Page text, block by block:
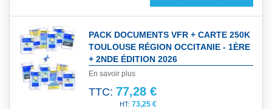
PACK DOCUMENTS VFR + CARTE 250K
TOULOUSE RÉGION OCCITANIE - 1ÈRE
+ 2NDE ÉDITION 2026
En savoir plus
TTC: 77,28 €
73,25 €